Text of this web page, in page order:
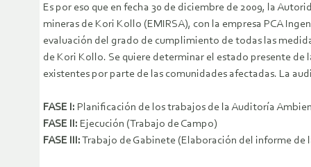
Es por eso que en fecha 30 de diciembre de 2009, la
mineras de Kori Kollo (EMIRSA), con la empresa PCA
evaluación del grado de cumplimiento de todas las
de Kori Kollo. Se quiere determinar el estado presente de
existentes por parte de las comunidades afectadas. La
FASE I: Planificación de los trabajos de la Auditoría
FASE II: Ejecución (Trabajo de Campo)
FASE III:Trabajo de Gabinete (Elaboración del informe